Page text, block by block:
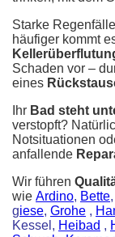
Starke
häufiger kommt
Schaden vor –
eines
Ihr Bad steht
verstopft?
Notsituationen
anfallende
Wir führen
wie Ardino, Bette,
giese, Grohe ,
Kessel, Heibad ,